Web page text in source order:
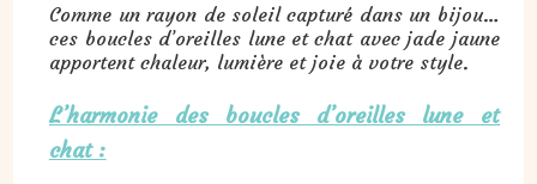
Comme un rayon de soleil capturé dans un bijou…
ces boucles d’oreilles lune et chat avec jade jaune
apportent chaleur, lumière et joie à votre style.
L’harmonie des boucles d’oreilles lune et
chat :